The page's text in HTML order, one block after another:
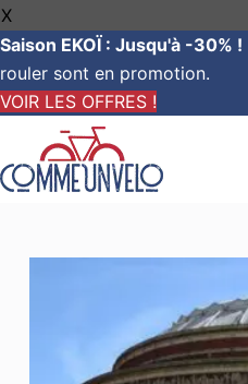
X
Saison EKOÏ : Jusqu'à -30% !
rouler sont en promotion.
VOIR LES OFFRES !
contenu